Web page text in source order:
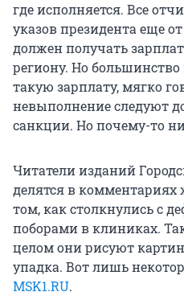
где исполняется. Все
указов президента еще
должен получать
региону. Но
такую зарплату, мягко
невыполнение следуют
санкции. Но почему-то
Читатели изданий
делятся в
том, как столкнулись с
поборами в клиниках.
целом они рисуют
упадка. Вот лишь
MSK1.RU.